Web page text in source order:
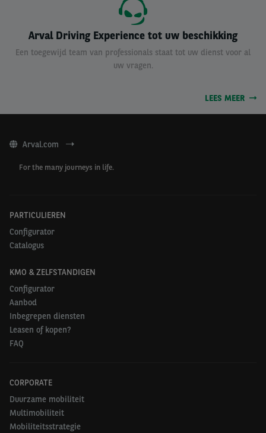
Arval Driving Experience tot uw beschikking
Een toegewijd team van professionals staat tot uw dienst voor al
uw vragen.
LEES MEER
Arval.com
For the many journeys in life.
PARTICULIEREN
Configurator
Catalogus
KMO & ZELFSTANDIGEN
Configurator
Aanbod
Inbegrepen diensten
Leasen of kopen?
FAQ
CORPORATE
Duurzame mobiliteit
Multimobiliteit
Mobiliteitsstrategie